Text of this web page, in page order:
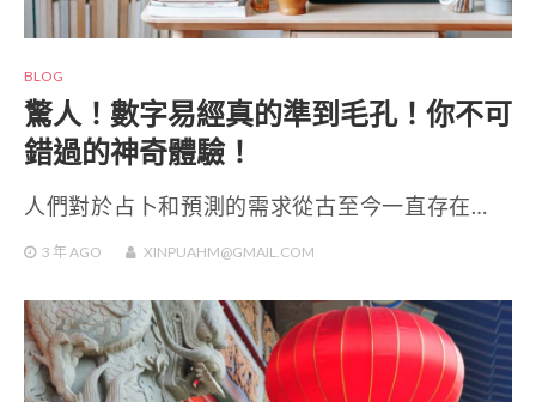
BLOG
驚人！數字易經真的準到毛孔！你不可
錯過的神奇體驗！
人們對於占卜和預測的需求從古至今一直存在…
3 年AGO XINPUAHM@GMAIL.COM